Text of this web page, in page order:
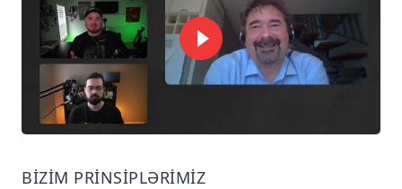
BIZIM PRINSIPLƏRIMIZ